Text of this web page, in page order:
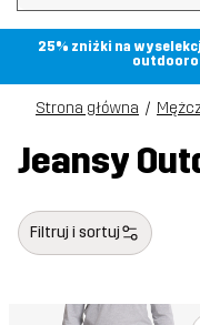
25% zniżki na
Strona główna
Jeansy
Filtruj i sortuj